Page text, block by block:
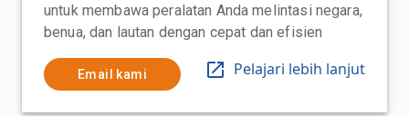
untuk membawa peralatan Anda melintasi negara,
benua, dan lautan dengan cepat dan efisien
Email kami Pelajari lebih lanjut